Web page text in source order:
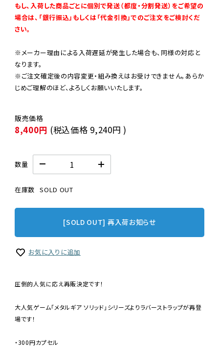
もし、入荷した商品ごとに個別で発送（都度・分割発送）をご希望の
場合は、「銀行振込」もしくは「代金引換」でのご注文をご検討くだ
さい。
※メーカー理由による入荷遅延が発生した場合も、同様の対応と
なります。
※ご注文確定後の内容変更・組み換えはお受けできません。あらか
じめご理解のほど、よろしくお願いいたします。
8,400円 (税込価格 9,240円 )
数量
在庫数 SOLD OUT
[SOLD OUT] 再入荷お知らせ
お気に入りに追加
圧倒的人気に応え再販決定です！
大人気ゲーム「メタルギア ソリッド」シリーズよりラバーストラップが再登
場です！
・300円カプセル